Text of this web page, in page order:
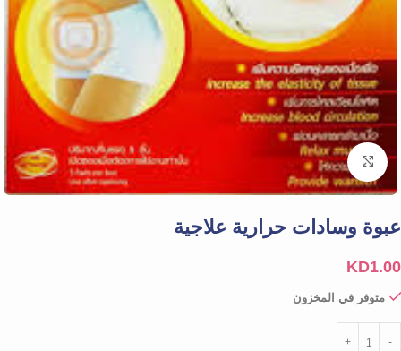
Click to enlarge
عبوة وسادات حرارية علاجية
KD1.00
متوفر في المخزون